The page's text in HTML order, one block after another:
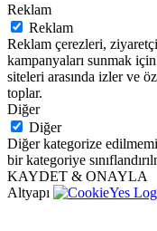
Reklam
Reklam
Reklam çerezleri,
kampanyaları sunmak
siteleri arasında izler ve
toplar.
Diğer
Diğer
Diğer kategorize
bir kategoriye
KAYDET & ONAYLA
Altyapı